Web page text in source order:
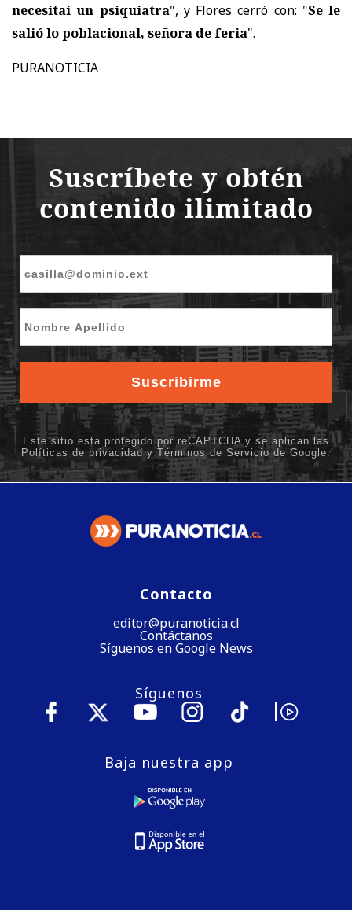
necesitai un psiquiatra", y Flores cerró con: "Se le
salió lo poblacional, señora de feria".
PURANOTICIA
Contacto
editor@puranoticia.cl
Contáctanos
Síguenos en Google News
Síguenos
Baja nuestra app